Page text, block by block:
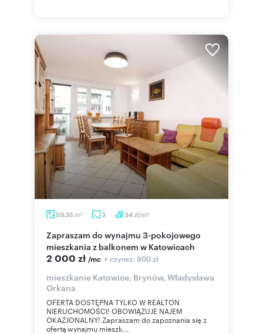
59,35 m2 3 34zł/m2
Zapraszam do wynajmu 3-pokojowego
mieszkania z balkonem w Katowicach
2 000 zł /mc + czynsz: 900 zł
mieszkanie Katowice, Brynów, Władysława
Orkana
OFERTA DOSTĘPNA TYLKO W REALTON
NIERUCHOMOŚCI! OBOWIĄZUJE NAJEM
OKAZJONALNY! Zapraszam do zapoznania się z
ofertą wynajmu mieszk...